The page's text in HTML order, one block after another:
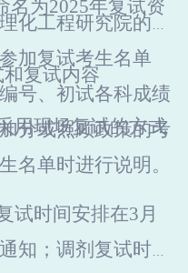
名为2025年复试资
化工程研究院的信
加复试考生名单
号、初试各科成绩
分或照顾政策的考
名单时进行说明。
复试内容
用现场复试的方式
试时间安排在3月
知；调剂复试时间